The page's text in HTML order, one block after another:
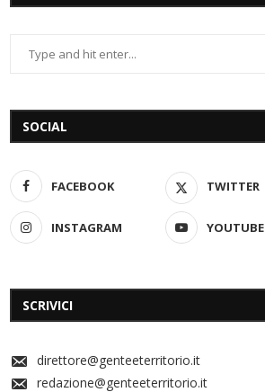
SOCIAL
FACEBOOK TWITTER
INSTAGRAM YOUTUBE
SCRIVICI
direttore@genteeterritorio.it
redazione@genteeterritorio.it